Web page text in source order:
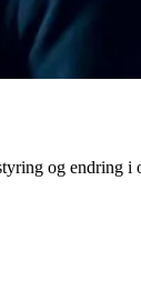
og endring